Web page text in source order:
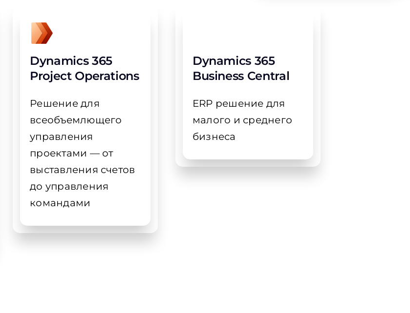
Dynamics 365
Project Operations
Решение для
всеобъемлющего
управления
проектами — от
выставления счетов
до управления
командами
Dynamics 365
Business Central
ERP решение для
малого и среднего
бизнеса